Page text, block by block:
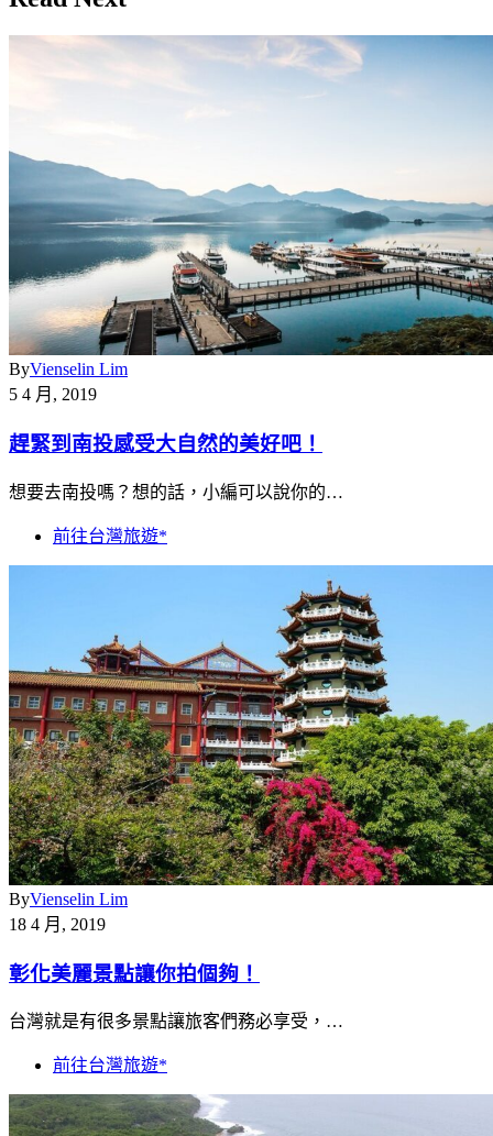
ByVienselin Lim
5 4 月, 2019
趕緊到南投感受大自然的美好吧！
想要去南投嗎？想的話，小編可以說你的…
前往台灣旅遊*
ByVienselin Lim
18 4 月, 2019
彰化美麗景點讓你拍個夠！
台灣就是有很多景點讓旅客們務必享受，…
前往台灣旅遊*